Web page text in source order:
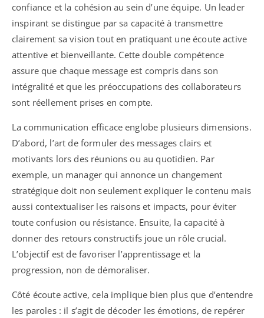
confiance et la cohésion au sein d’une équipe. Un leader
inspirant se distingue par sa capacité à transmettre
clairement sa vision tout en pratiquant une écoute active
attentive et bienveillante. Cette double compétence
assure que chaque message est compris dans son
intégralité et que les préoccupations des collaborateurs
sont réellement prises en compte.
La communication efficace englobe plusieurs dimensions.
D’abord, l’art de formuler des messages clairs et
motivants lors des réunions ou au quotidien. Par
exemple, un manager qui annonce un changement
stratégique doit non seulement expliquer le contenu mais
aussi contextualiser les raisons et impacts, pour éviter
toute confusion ou résistance. Ensuite, la capacité à
donner des retours constructifs joue un rôle crucial.
L’objectif est de favoriser l’apprentissage et la
progression, non de démoraliser.
Côté écoute active, cela implique bien plus que d’entendre
les paroles : il s’agit de décoder les émotions, de repérer